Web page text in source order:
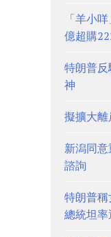
「羊小
億超購
特朗普
神
擬擴大
新潟同
諮詢
特朗普稱
總統坦率